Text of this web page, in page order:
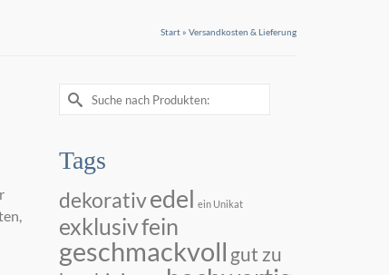
Start » Versandkosten & Lieferung
Suche
nach:
Tags
dekorativedel ein Unikat
exklusivfein
geschmackvoll gut zu